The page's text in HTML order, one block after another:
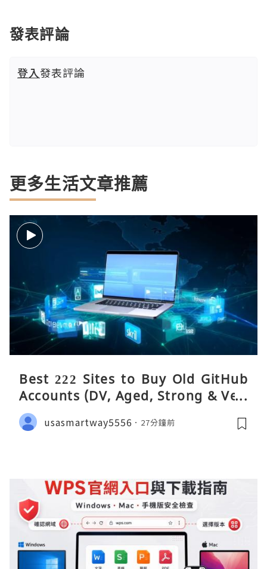
發表評論
登入發表評論
更多生活文章推薦
Best 222 Sites to Buy Old GitHub
Accounts (DV, Aged, Strong & Veri
fied)
usasmartway5556 27分鐘前